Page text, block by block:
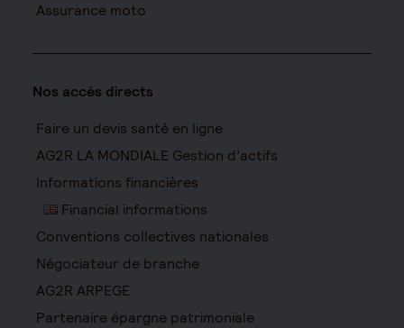
Assurance moto
Nos accès directs
Faire un devis santé en ligne
AG2R LA MONDIALE Gestion d’actifs
Informations financières
Financial informations
Conventions collectives nationales
Négociateur de branche
AG2R ARPEGE
Partenaire épargne patrimoniale